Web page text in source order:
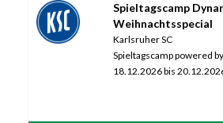
Spieltagscamp
Weihnachtsspecial
Karlsruher SC
Spieltagscamp powered
18.12.2026 bis